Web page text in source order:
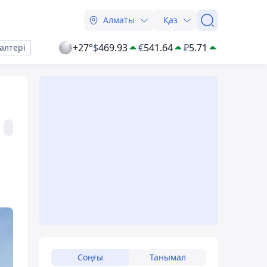
Алматы Қаз
+27°$469.93 €541.64 ₽5.71
Соңғы Танымал